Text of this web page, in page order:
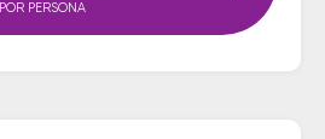
POR PERSONA